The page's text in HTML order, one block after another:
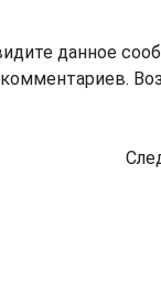
данное